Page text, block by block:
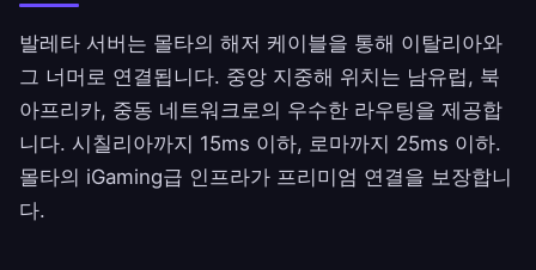
발레타 서버는 몰타의 해저 케이블을 통해 이탈리아와
그 너머로 연결됩니다. 중앙 지중해 위치는 남유럽, 북
아프리카, 중동 네트워크로의 우수한 라우팅을 제공합
니다. 시칠리아까지 15ms 이하, 로마까지 25ms 이하.
몰타의 iGaming급 인프라가 프리미엄 연결을 보장합니
다.